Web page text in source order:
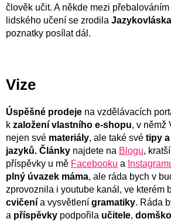
člověk učit. A někde mezi
lidského učení se zrodila Jazykovláska
poznatky posílat dál.
Vize
Úspěšné prodeje na vzdělávacích
k založení vlastního e-shopu, v němž
nejen své materiály, ale také své tipy
jazyků. Články najdete na Blogu,
příspěvky u mě Facebooku a
plný úvazek máma, ale ráda bych v
zprovoznila i youtube kanál, ve kterém
cvičení a vysvětlení gramatiky. Ráda
a příspěvky podpořila učitele,